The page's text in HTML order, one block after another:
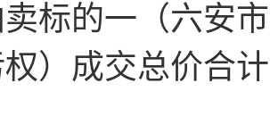
标的一（六安
）成交总价合